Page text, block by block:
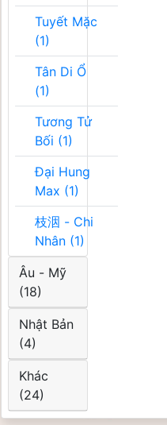
Tuyết Mặc
(1)
Tân Di Ổ
(1)
Tương Tử
Bối (1)
Đại Hung
Max (1)
枝洇 - Chi
Nhân (1)
Âu - Mỹ
(18)
Nhật Bản
(4)
Khác
(24)